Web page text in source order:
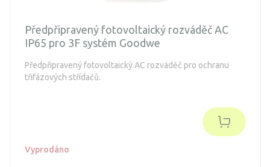
Předpřipravený fotovoltaický rozváděč AC
IP65 pro 3F systém Goodwe
Předpřipravený fotovoltaický AC rozváděč pro ochranu
třifázových střídačů.
Vyprodáno